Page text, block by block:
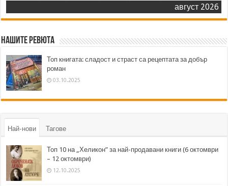
август 2026
Нашите ревюта
Топ книгата: сладост и страст са рецептата за добър
роман
03.10.2025
Най-нови Тагове
Топ 10 на „Хеликон” за най-продавани книги (6 октомври
– 12 октомври)
12.10.2025